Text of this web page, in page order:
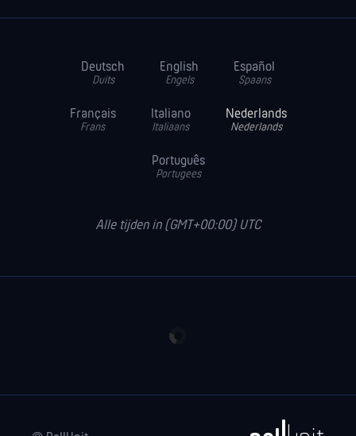
Deutsch
Duits
English
Engels
Español
Spaans
Français
Frans
Italiano
Italiaans
Nederlands
Nederlands
Português
Portugees
Alle tijden in (GMT+00:00) UTC